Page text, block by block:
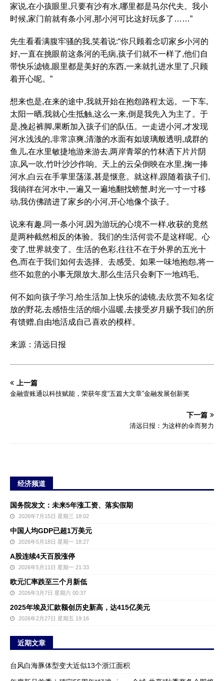
家说,在小孩眼里,只要有沙有水,哪里都是马尔代夫。我小
时候,家门前就有条小河,那小河可比这好玩多了……”
先生看看满腹牢骚的我,笑着说:“你只顾着念叨家乡小河的
好,一直在挑眼前这条河的毛病,孩子们就不一样了,他们自
带快乐滤镜,眼里都是美好的东西,一来就扎进水里了,只顾
着开心呢。”
想来也是,在来的途中,我就开始在抱怨路程太远。一下车,
太阳一晒,我就心生抵触,这么一来,倒是我先入为主了。于
是,挽起裤脚,果断加入孩子们的队伍。一走进小河,才发现
河水浅浅的,非常凉爽,清澈的水面有如玻璃般透明,成群的
鱼儿,在水里敏捷地游来游去,两岸青翠的竹林洒下片片阴
凉,风一吹,竹叶沙沙作响。天上的云朵倒映在水里,掬一捧
河水,白云在手掌里荡漾,甚是惬意。就这样,跟随着孩子们,
我徜徉在河水中,一遍又一遍地翻找螃蟹,时光一寸一寸移
动,我仿佛踏进了家乡的小河,开心地像个孩子。
说来有趣,同一条小河,因为游玩的心境不一样,收获的竟然
是两种截然相反的体验。我们的生活何尝不是这样呢。心
变了,世界就变了。生活的色彩,往往不在于外界的五光十
色,而在于我们如何去选择、去感受。如果一味地抱怨,将一
些不如意的小事无限放大,那么生活只会剩下一地鸡毛。
何不如向孩子学习,给生活加上快乐的滤镜,去欣赏不知名绽
放的野花,去感悟生活的细小温暖,去接受岁月赐予我们的所
有馈赠,自由地活成自己喜欢的模样。
来源：清远日报
上一篇
金融壹账通以科技赋能，荣获年度“五篇大文章”金融发展创新奖
下一篇
清远日报：为这样的伞而努力
经济频道
国务院发文：未来5年涨工资、落实假期
2026年7月15日 星期三 18:02
中国人均GDP已超1万美元
2026年5月18日 星期一 18:27
A股连续4天百股涨停
2026年5月11日 星期一 21:33
欧元汇率跌至三个月新低
2026年3月7日 星期六 00:37
2025年埃及汇款额创历史新高，达415亿美元
2026年2月27日 星期五 19:16
近期文章
台风白海豚体型变大近似13个浙江面积